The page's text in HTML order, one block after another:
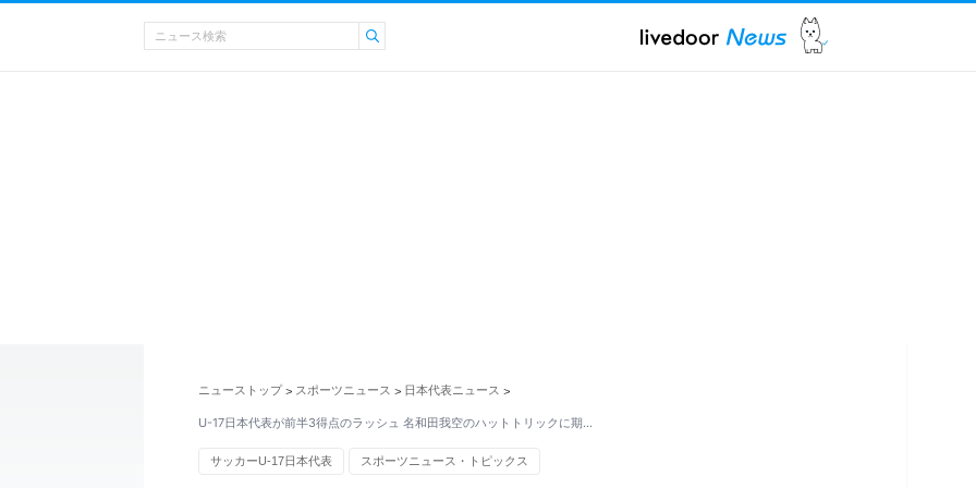
ニューストップ > スポーツニュース > 日本代表ニュース >
U-17日本代表が前半3得点のラッシュ 名和田我空のハットトリックに期…
サッカーU-17日本代表 スポーツニュース・トピックス